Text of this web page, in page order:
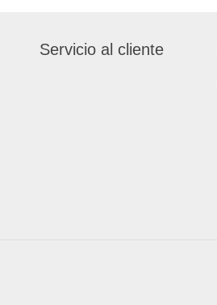
Servicio al cliente